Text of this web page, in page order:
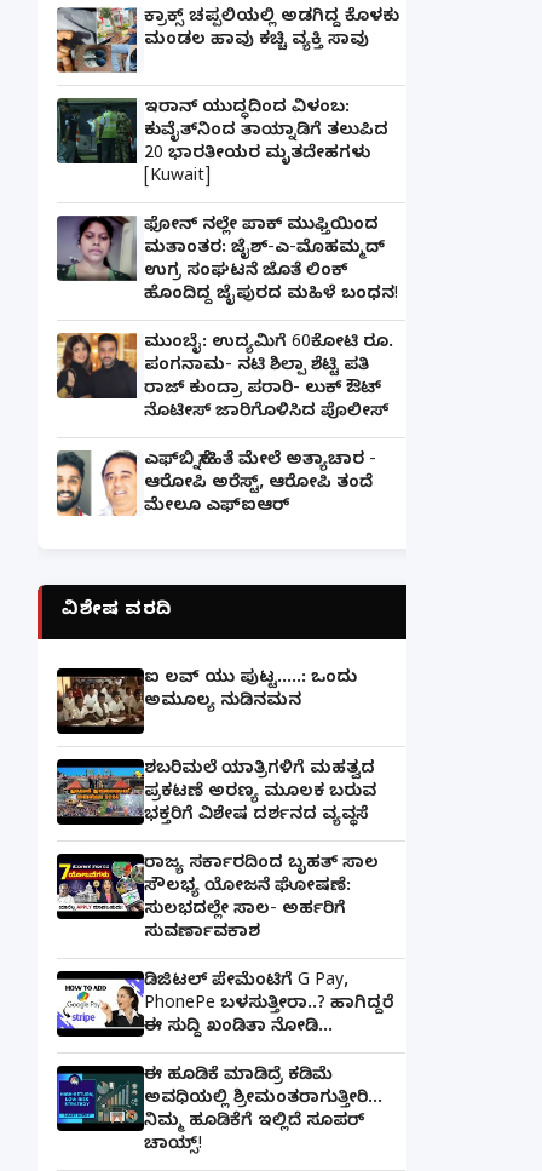
ಕ್ರಾಕ್ಸ್ ಚಪ್ಪಲಿಯಲ್ಲಿ ಅಡಗಿದ್ದ ಕೊಳಕು
ಮಂಡಲ ಹಾವು ಕಚ್ಚಿ ವ್ಯಕ್ತಿ ಸಾವು
ಇರಾನ್ ಯುದ್ಧದಿಂದ ವಿಳಂಬ:
ಕುವೈತ್‌ನಿಂದ ತಾಯ್ನಾಡಿಗೆ ತಲುಪಿದ
20 ಭಾರತೀಯರ ಮೃತದೇಹಗಳು
[Kuwait]
ಫೋನ್ ನಲ್ಲೇ ಪಾಕ್ ಮುಫ್ತಿಯಿಂದ
ಮತಾಂತರ: ಜೈಶ್-ಎ-ಮೊಹಮ್ಮದ್
ಉಗ್ರ ಸಂಘಟನೆ ಜೊತೆ ಲಿಂಕ್
ಹೊಂದಿದ್ದ ಜೈಪುರದ ಮಹಿಳೆ ಬಂಧನ!
ಮುಂಬೈ: ಉದ್ಯಮಿಗೆ 60ಕೋಟಿ ರೂ.
ಪಂಗನಾಮ- ನಟಿ ಶಿಲ್ಪಾ ಶೆಟ್ಟಿ ಪತಿ
ರಾಜ್ ಕುಂದ್ರಾ ಪರಾರಿ- ಲುಕ್ ಔಟ್
ನೊಟೀಸ್ ಜಾರಿಗೊಳಿಸಿದ ಪೊಲೀಸ್
ಎಫ್‌ಬಿ ಸ್ನೇಹಿತೆ ಮೇಲೆ ಅತ್ಯಾಚಾರ -
ಆರೋಪಿ ಅರೆಸ್ಟ್, ಆರೋಪಿ ತಂದೆ
ಮೇಲೂ ಎಫ್ಐಆರ್
ವಿಶೇಷ ವರದಿ
ಐ ಲವ್ ಯು ಪುಟ್ಟ.....: ಒಂದು
ಅಮೂಲ್ಯ ನುಡಿನಮನ
ಶಬರಿಮಲೆ ಯಾತ್ರಿಗಳಿಗೆ ಮಹತ್ವದ
ಪ್ರಕಟಣೆ ಅರಣ್ಯ ಮೂಲಕ ಬರುವ
ಭಕ್ತರಿಗೆ ವಿಶೇಷ ದರ್ಶನದ ವ್ಯವಸ್ಥೆ
ರಾಜ್ಯ ಸರ್ಕಾರದಿಂದ ಬೃಹತ್ ಸಾಲ
ಸೌಲಭ್ಯ ಯೋಜನೆ ಘೋಷಣೆ:
ಸುಲಭದಲ್ಲೇ ಸಾಲ- ಅರ್ಹರಿಗೆ
ಸುವರ್ಣಾವಕಾಶ
ಡಿಜಿಟಲ್ ಪೇಮೆಂಟಿಗೆ G Pay,
PhonePe ಬಳಸುತ್ತೀರಾ..? ಹಾಗಿದ್ದರೆ
ಈ ಸುದ್ದಿ ಖಂಡಿತಾ ನೋಡಿ...
ಈ ಹೂಡಿಕೆ ಮಾಡಿದ್ರೆ ಕಡಿಮೆ
ಅವಧಿಯಲ್ಲಿ ಶ್ರೀಮಂತರಾಗುತ್ತೀರಿ...
ನಿಮ್ಮ ಹೂಡಿಕೆಗೆ ಇಲ್ಲಿದೆ ಸೂಪರ್
ಚಾಯ್ಸ್‌!